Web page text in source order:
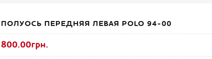
ПОЛУОСЬ ПЕРЕДНЯЯ ЛЕВАЯ POLO 94-00
800.00грн.